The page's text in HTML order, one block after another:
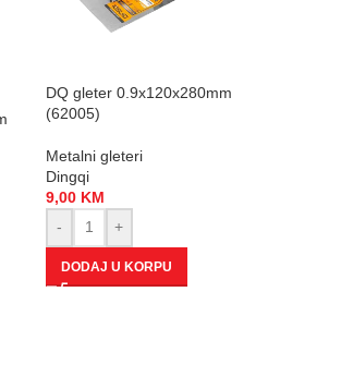
DQ gleter 0.9x120x280mm
(62005)
Metalni gleteri
Dingqi
9,00 KM
-
+
DODAJ U KORPU